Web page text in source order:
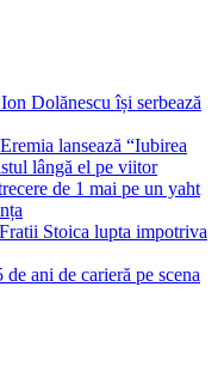
Dolănescu își serbează
lansează “Iubirea
lângă el pe viitor
de 1 mai pe un yaht
Stoica lupta impotriva
ani de carieră pe scena